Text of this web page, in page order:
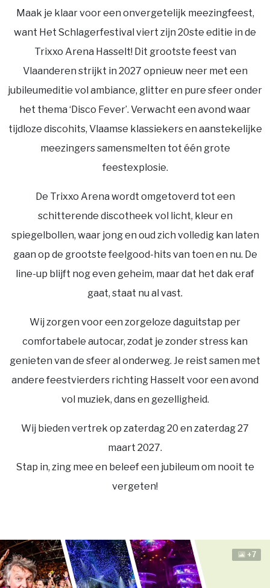
Maak je klaar voor een onvergetelijk meezingfeest,
want Het Schlagerfestival viert zijn 20ste editie in de
Trixxo Arena Hasselt! Dit grootste feest van
Vlaanderen strijkt in 2027 opnieuw neer met een
jubileumeditie vol ambiance, glitter en pure sfeer onder
het thema ‘Disco Fever’. Verwacht een avond waar
tijdloze discohits, Vlaamse klassiekers en aanstekelijke
meezingers samensmelten tot één grote
feestexplosie.
De Trixxo Arena wordt omgetoverd tot een
schitterende discotheek vol licht, kleur en
spiegelbollen, waar jong en oud zich volledig kan laten
gaan op de grootste feelgood-hits van toen en nu. De
line-up blijft nog even geheim, maar dat het dak eraf
gaat, staat nu al vast.
Wij zorgen voor een zorgeloze daguitstap per
comfortabele autocar, zodat je zonder stress kan
genieten van de sfeer al onderweg. Je reist samen met
andere feestvierders richting Hasselt voor een avond
vol muziek, dans en gezelligheid.
Wij bieden vertrek op zaterdag 20 en zaterdag 27
maart 2027.
Stap in, zing mee en beleef een jubileum om nooit te
vergeten!
+7